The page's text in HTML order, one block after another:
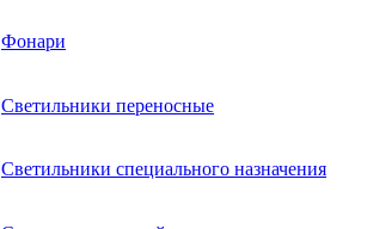
Фонари
Светильники переносные
Светильники специального назначения